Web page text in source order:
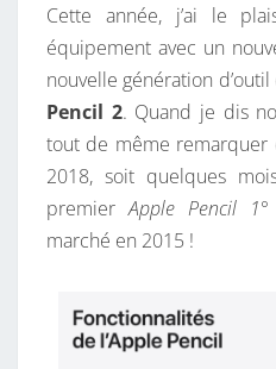
Cette année, j’ai le
équipement avec un
nouvelle génération
Pencil 2. Quand je dis
tout de même remarquer
2018, soit quelques
premierApple Pencil
marché en 2015 !